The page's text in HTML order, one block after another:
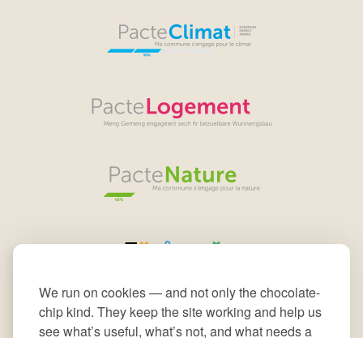
We run on cookies — and not only the chocolate-
chip kind. They keep the site working and help us
see what’s useful, what’s not, and what needs a